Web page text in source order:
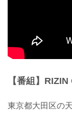
【番組】
東京都大田区の